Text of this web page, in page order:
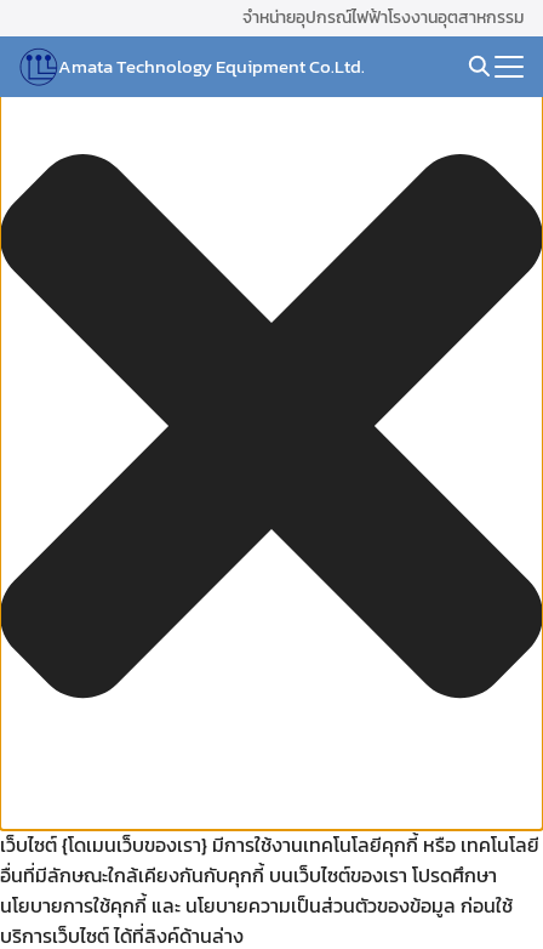
จัดการ การอนุญาตใช้งาน Cookies
เว็บไซต์ {โดเมนเว็บของเรา} มีการใช้งานเทคโนโลยีคุกกี้ หรือ เทคโนโลยี
อื่นที่มีลักษณะใกล้เคียงกันกับคุกกี้ บนเว็บไซต์ของเรา โปรดศึกษา
นโยบายการใช้คุกกี้ และ นโยบายความเป็นส่วนตัวของข้อมูล ก่อนใช้
บริการเว็บไซต์ ได้ที่ลิงค์ด้านล่าง
to
content
จำหน่ายอุปกรณ์ไฟฟ้าโรงงานอุตสาหกรรม
Amata Technology Equipment Co.Ltd.
Search
for: